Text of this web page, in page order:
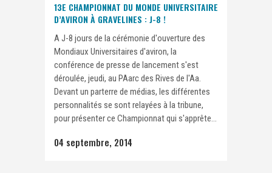
13E CHAMPIONNAT DU MONDE UNIVERSITAIRE
D’AVIRON À GRAVELINES : J-8 !
A J-8 jours de la cérémonie d'ouverture des
Mondiaux Universitaires d'aviron, la
conférence de presse de lancement s'est
déroulée, jeudi, au PAarc des Rives de l'Aa.
Devant un parterre de médias, les différentes
personnalités se sont relayées à la tribune,
pour présenter ce Championnat qui s'apprête...
04 septembre, 2014